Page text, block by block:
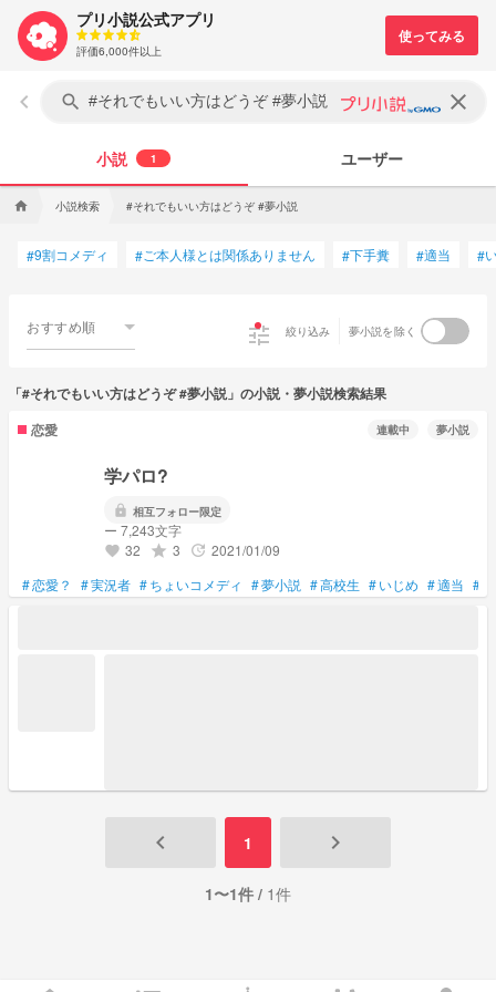
プリ小説公式アプリ
評価6,000件以上
keyboard_arrow_left search clear
小説 1 ユーザー
home 小説検索 #それでもいい方はどうぞ #夢小説
#9割コメディ #ご本人様とは関係ありません #下手糞 #適当 #
おすすめ順 tune 絞り込み 夢小説を除く
「#それでもいい方はどうぞ #夢小説」の小説・夢小説検索結果
恋愛
連載中 夢小説
学パロ?
lock 相互フォロー限定
ー 7,243文字
favorite 32 grade 3 update 2021/01/09
#恋愛？ #実況者 #ちょいコメディ #夢小説 #高校生 #いじめ #適当 #
keyboard_arrow_left 1 keyboard_arrow_right
1〜1件 / 1件